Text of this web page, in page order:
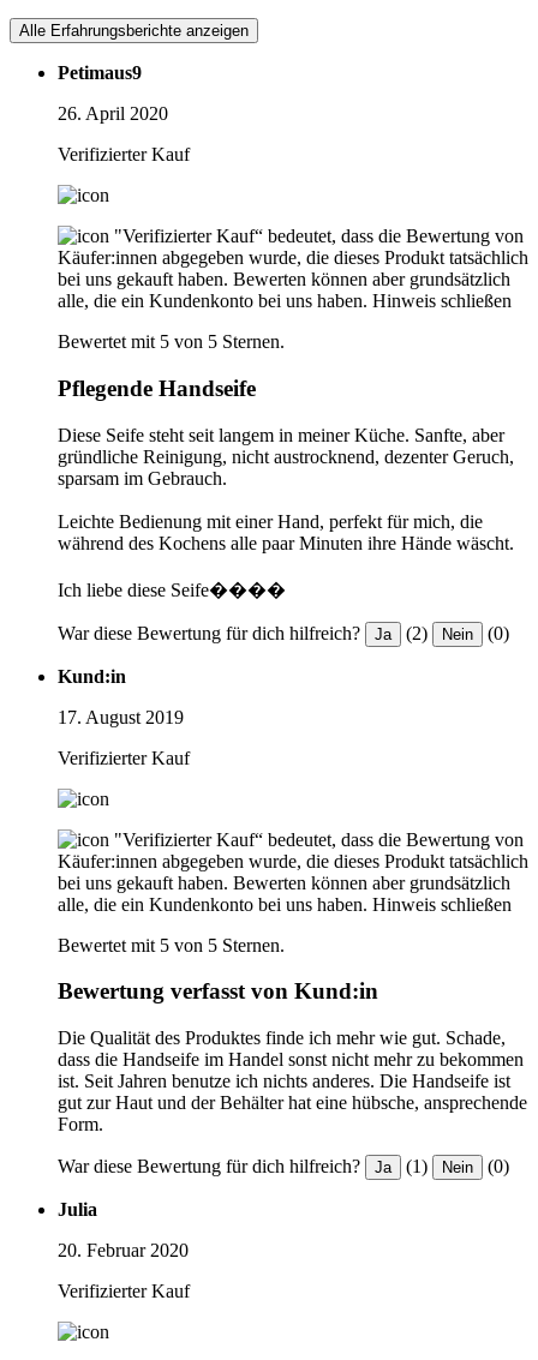
Alle Erfahrungsberichte anzeigen
Petimaus9
26. April 2020
Verifizierter Kauf
"Verifizierter Kauf“ bedeutet, dass die Bewertung von
Käufer:innen abgegeben wurde, die dieses Produkt tatsächlich
bei uns gekauft haben. Bewerten können aber grundsätzlich
alle, die ein Kundenkonto bei uns haben. Hinweis schließen
Bewertet mit 5 von 5 Sternen.
Pflegende Handseife
Diese Seife steht seit langem in meiner Küche. Sanfte, aber
gründliche Reinigung, nicht austrocknend, dezenter Geruch,
sparsam im Gebrauch.
Leichte Bedienung mit einer Hand, perfekt für mich, die
während des Kochens alle paar Minuten ihre Hände wäscht.
Ich liebe diese Seife����
War diese Bewertung für dich hilfreich? Ja (2) Nein (0)
Kund:in
17. August 2019
Verifizierter Kauf
"Verifizierter Kauf“ bedeutet, dass die Bewertung von
Käufer:innen abgegeben wurde, die dieses Produkt tatsächlich
bei uns gekauft haben. Bewerten können aber grundsätzlich
alle, die ein Kundenkonto bei uns haben. Hinweis schließen
Bewertet mit 5 von 5 Sternen.
Bewertung verfasst von Kund:in
Die Qualität des Produktes finde ich mehr wie gut. Schade,
dass die Handseife im Handel sonst nicht mehr zu bekommen
ist. Seit Jahren benutze ich nichts anderes. Die Handseife ist
gut zur Haut und der Behälter hat eine hübsche, ansprechende
Form.
War diese Bewertung für dich hilfreich? Ja (1) Nein (0)
Julia
20. Februar 2020
Verifizierter Kauf